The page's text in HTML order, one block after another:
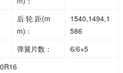
后 轮 距(m
m)：
1540,1494,1
586
弹簧片数：
6/6+5